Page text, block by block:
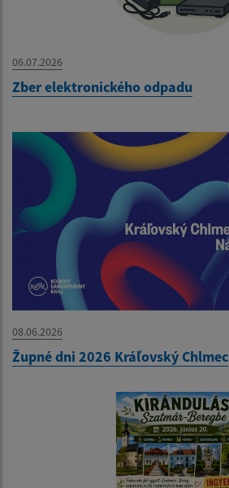
06.07.2026
Zber elektronického odpadu
08.06.2026
Župné dni 2026 Kráľovský Chlmec